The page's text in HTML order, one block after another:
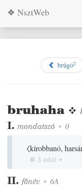
❖ NsztWeb
brúgó2
bruhaha ❖
I. mondatszó ◦ 0
〈kirobbanó,
3 adat
II. főnév ◦ 6A